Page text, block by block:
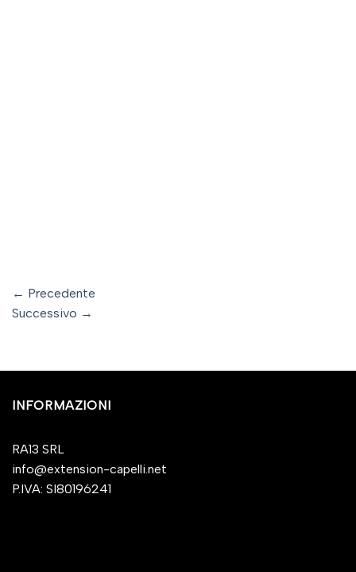
← Precedente
Successivo →
INFORMAZIONI
RA13 SRL
info@extension-capelli.net
P.IVA: SI80196241